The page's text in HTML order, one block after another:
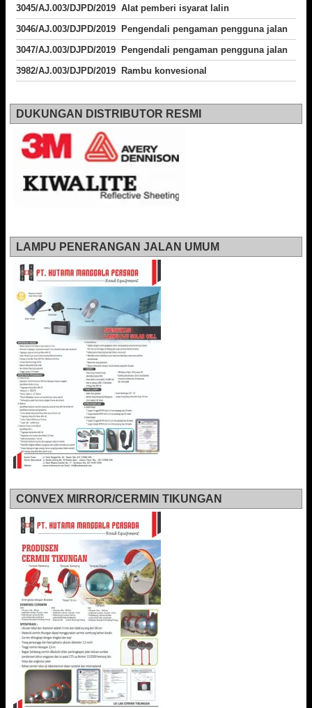
3045/AJ.003/DJPD/2019 Alat pemberi isyarat lalin
3046/AJ.003/DJPD/2019 Pengendali pengaman pengguna jalan
3047/AJ.003/DJPD/2019 Pengendali pengaman pengguna jalan
3982/AJ.003/DJPD/2019 Rambu konvesional
DUKUNGAN DISTRIBUTOR RESMI
LAMPU PENERANGAN JALAN UMUM
CONVEX MIRROR/CERMIN TIKUNGAN